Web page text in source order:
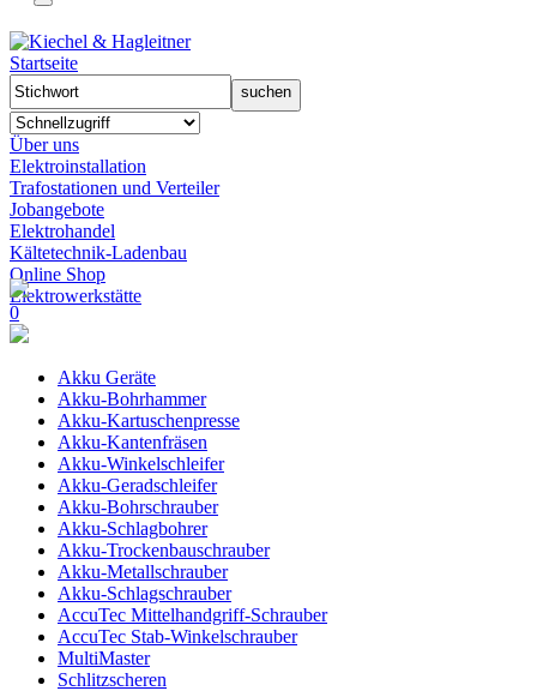
Startseite
Über uns
Elektroinstallation
Trafostationen und Verteiler
Jobangebote
Elektrohandel
Kältetechnik-Ladenbau
Online Shop
Elektrowerkstätte
0
Akku Geräte
Akku-Bohrhammer
Akku-Kartuschenpresse
Akku-Kantenfräsen
Akku-Winkelschleifer
Akku-Geradschleifer
Akku-Bohrschrauber
Akku-Schlagbohrer
Akku-Trockenbauschrauber
Akku-Metallschrauber
Akku-Schlagschrauber
AccuTec Mittelhandgriff-Schrauber
AccuTec Stab-Winkelschrauber
MultiMaster
Schlitzscheren